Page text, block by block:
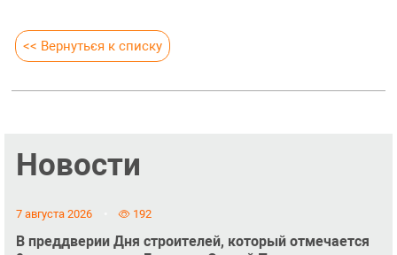
<< Вернуться к списку
Новости
7 августа 2026 192
В преддверии Дня строителей, который отмечается